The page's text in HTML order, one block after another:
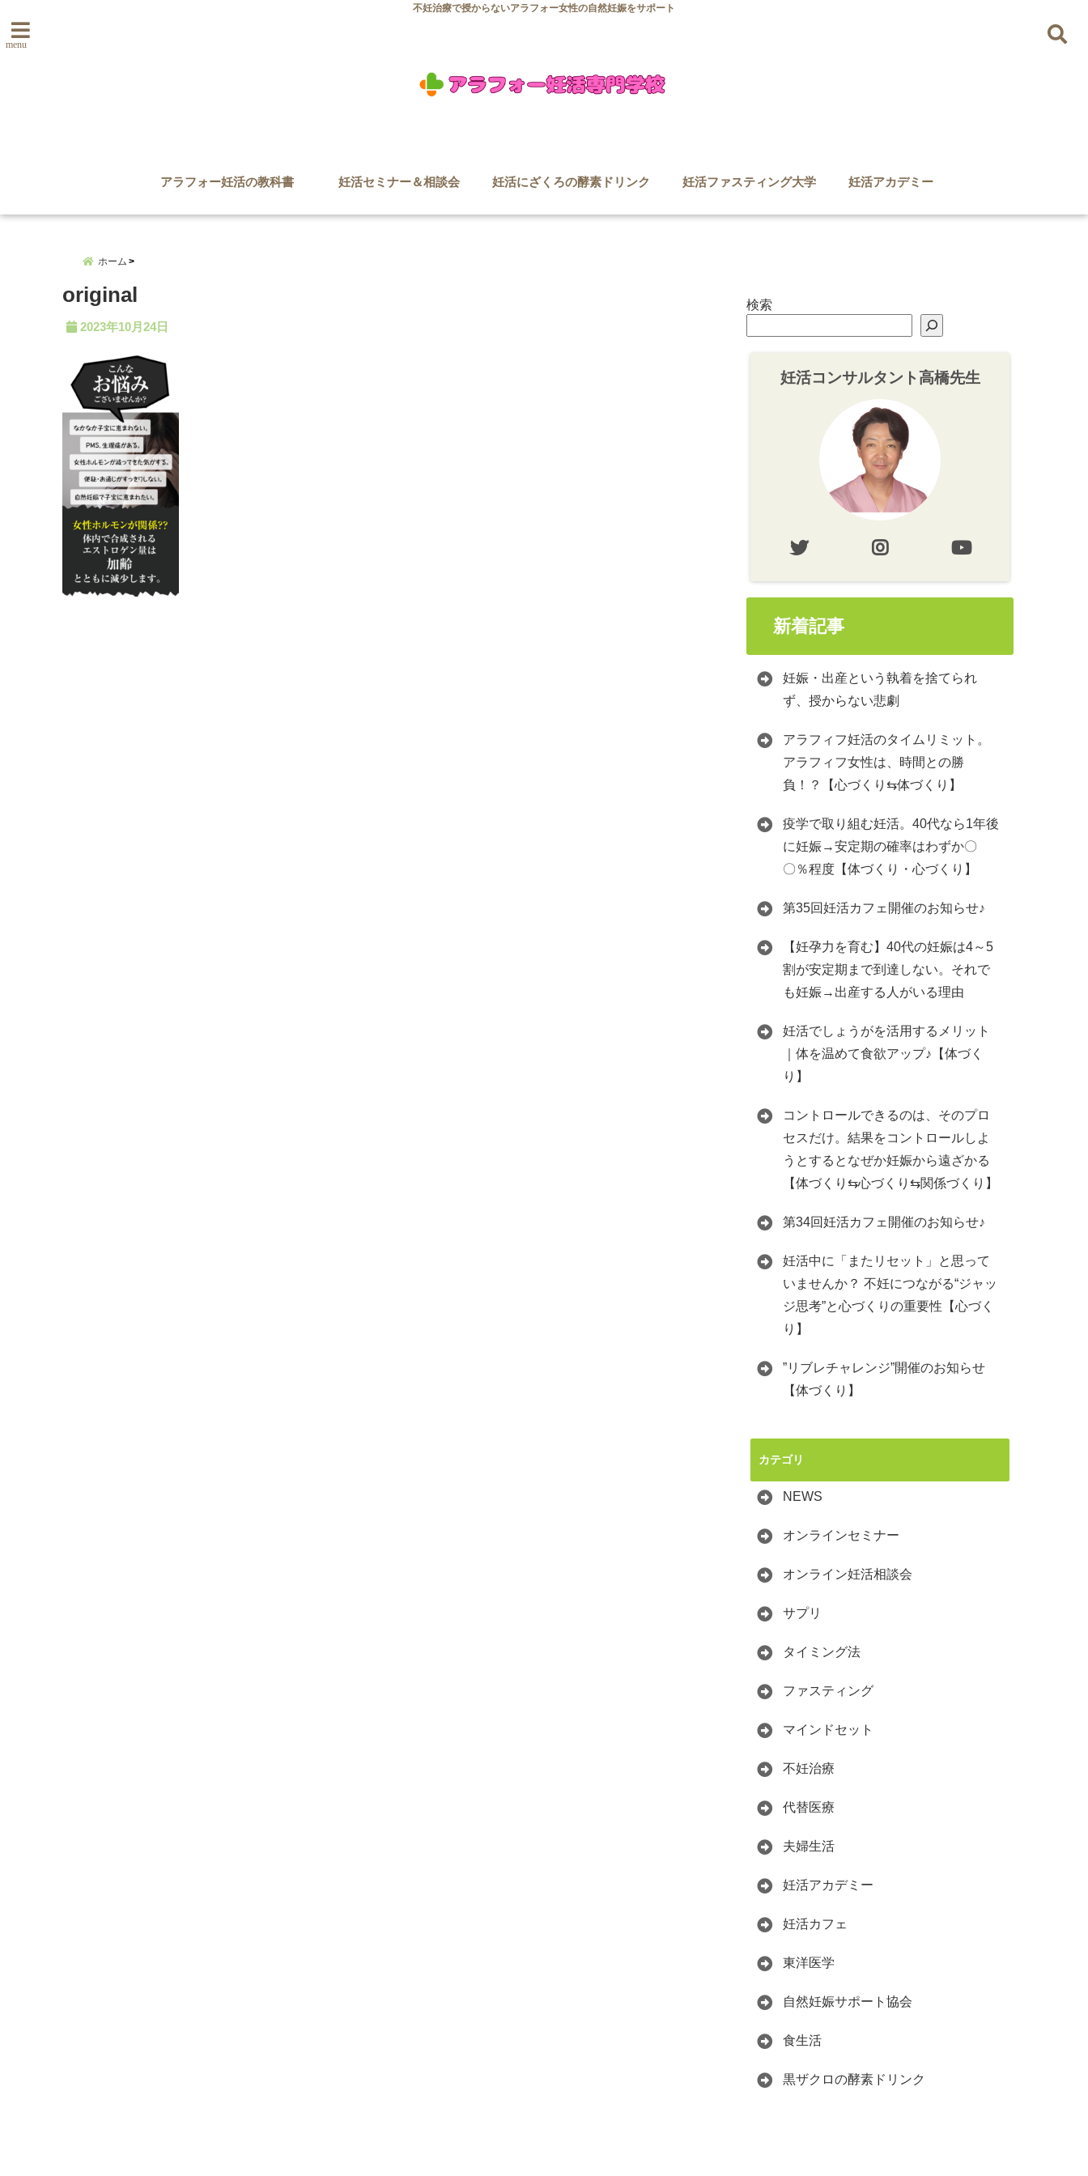
不妊治療で授からないアラフォー女性の自然妊娠をサポート
menu
アラフォー妊活の教科書 妊活セミナー＆相談会 妊活にざくろの酵素ドリンク 妊活ファスティング大学 妊活アカデミー
ホーム
original
2023年10月24日
検索
妊活コンサルタント高橋先生
新着記事
妊娠・出産という執着を捨てられ
ず、授からない悲劇
アラフィフ妊活のタイムリミット。
アラフィフ女性は、時間との勝
負！？【心づくり⇆体づくり】
疫学で取り組む妊活。40代なら1年後
に妊娠→安定期の確率はわずか〇
〇％程度【体づくり・心づくり】
第35回妊活カフェ開催のお知らせ♪
【妊孕力を育む】40代の妊娠は4～5
割が安定期まで到達しない。それで
も妊娠→出産する人がいる理由
妊活でしょうがを活用するメリット
｜体を温めて食欲アップ♪【体づく
り】
コントロールできるのは、そのプロ
セスだけ。結果をコントロールしよ
うとするとなぜか妊娠から遠ざかる
【体づくり⇆心づくり⇆関係づくり】
第34回妊活カフェ開催のお知らせ♪
妊活中に「またリセット」と思って
いませんか？ 不妊につながる“ジャッ
ジ思考”と心づくりの重要性【心づく
り】
”リブレチャレンジ”開催のお知らせ
【体づくり】
カテゴリ
NEWS
オンラインセミナー
オンライン妊活相談会
サプリ
タイミング法
ファスティング
マインドセット
不妊治療
代替医療
夫婦生活
妊活アカデミー
妊活カフェ
東洋医学
自然妊娠サポート協会
食生活
黒ザクロの酵素ドリンク